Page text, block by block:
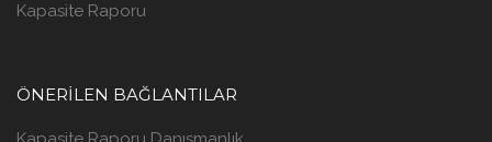
Kapasite Raporu
ÖNERILEN BAĞLANTILAR